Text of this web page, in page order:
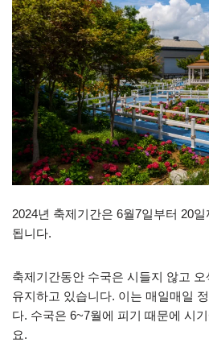
2024년 축제기간은 6월7일부터 20
됩니다.
축제기간동안 수국은 시들지 않고
유지하고 있습니다. 이는 매일매일
다. 수국은 6~7월에 피기 때문에 시
요.